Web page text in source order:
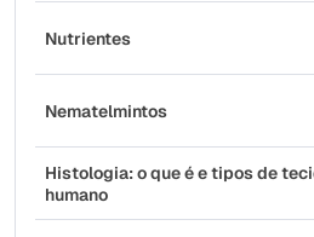
Nutrientes
Nematelmintos
Histologia: o que é e tipos de
humano